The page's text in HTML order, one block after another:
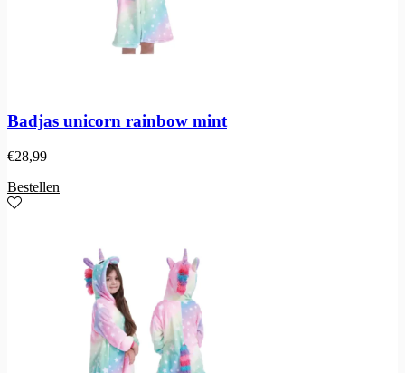
Badjas unicorn rainbow mint
€28,99
Bestellen